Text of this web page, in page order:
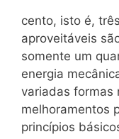
cento, isto é,
aproveitáveis
somente um
energia
variadas formas
melhoramentos
princípios